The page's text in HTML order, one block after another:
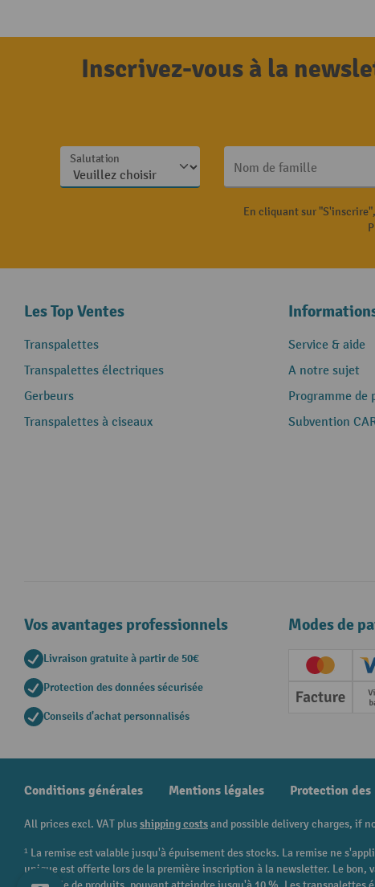
Inscrivez-vous à la
Salutation
Nom de famille
En cliquant sur
Les Top Ventes
Transpalettes
Transpalettes électriques
Gerbeurs
Transpalettes à ciseaux
Service & aide
A notre sujet
Programme
Subvention
Vos avantages professionnels
Livraison gratuite à partir de 50€
Protection des données sécurisée
Conseils d'achat personnalisés
Modes de
Facture
Conditions générales Mentions légales Protection des
All prices excl. VAT plusshipping costsand possible delivery charges, if
¹ La remise est valable jusqu'à épuisement des stocks. La remise ne
unique est offerte lors de la première inscription à la newsletter. Le